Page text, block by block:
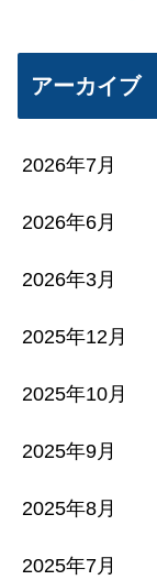
アーカイブ
2026年7月
2026年6月
2026年3月
2025年12月
2025年10月
2025年9月
2025年8月
2025年7月